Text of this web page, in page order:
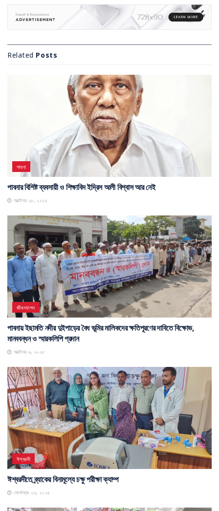
Related Posts
পাবনা
পাবনার বিশিষ্ট ব্যবসায়ী ও শিক্ষাবিদ ইদ্রিস আলী বিশ্বাস আর নেই
অক্টোবর ২৫, ২০২৫
জীবনযাপন
পাবনায় ইছামতি নদীর দুইপাড়ের বৈধ ভূমির মালিকদের ক্ষতিপূরণের দাবিতে বিক্ষোভ,
মানববন্ধন ও স্মারকলিপি প্রদান
অক্টোবর ৬, ২০২৫
ঈশ্বরদী
ঈশ্বরদীতে ব্র্যাকের বিনামূল্যে চক্ষু পরীক্ষা ক্যাম্প
সেপ্টেম্বর ২৬, ২০২৫